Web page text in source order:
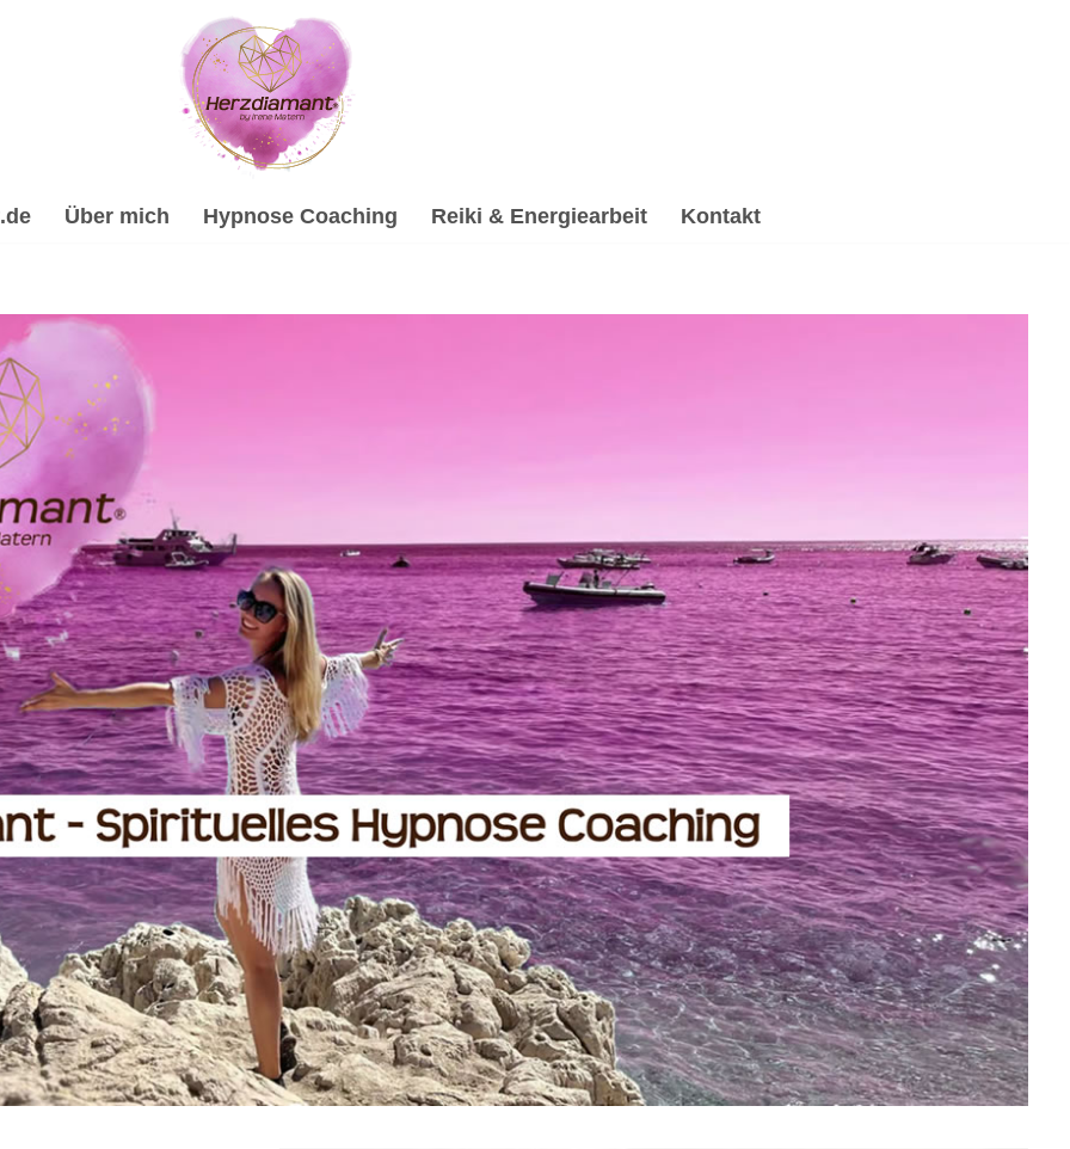
Über mich Hypnose Coaching Reiki & Energiearbeit Kontakt
Psychologische Beratung, Spirituelle Trauerverarbeitung & Trauerhilfe, Reiki & Energiearbeit,
& Trauerhilfe, ✔️ Energiearbeit & Reiki, ✔️ Psychologische Beratung oder ✔️ Spirituelles Coaching
& psychologische Beraterin für 89278 Nersingen. Ich mache den Unterschied ✉.